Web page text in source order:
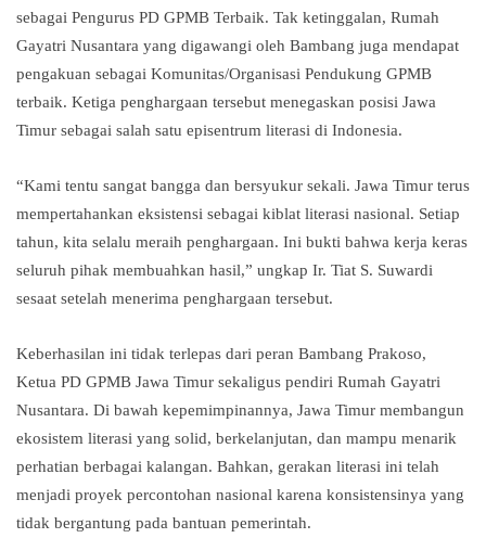
sebagai Pengurus PD GPMB Terbaik. Tak ketinggalan, Rumah
Gayatri Nusantara yang digawangi oleh Bambang juga mendapat
pengakuan sebagai Komunitas/Organisasi Pendukung GPMB
terbaik. Ketiga penghargaan tersebut menegaskan posisi Jawa
Timur sebagai salah satu episentrum literasi di Indonesia.
“Kami tentu sangat bangga dan bersyukur sekali. Jawa Timur terus
mempertahankan eksistensi sebagai kiblat literasi nasional. Setiap
tahun, kita selalu meraih penghargaan. Ini bukti bahwa kerja keras
seluruh pihak membuahkan hasil,” ungkap Ir. Tiat S. Suwardi
sesaat setelah menerima penghargaan tersebut.
Keberhasilan ini tidak terlepas dari peran Bambang Prakoso,
Ketua PD GPMB Jawa Timur sekaligus pendiri Rumah Gayatri
Nusantara. Di bawah kepemimpinannya, Jawa Timur membangun
ekosistem literasi yang solid, berkelanjutan, dan mampu menarik
perhatian berbagai kalangan. Bahkan, gerakan literasi ini telah
menjadi proyek percontohan nasional karena konsistensinya yang
tidak bergantung pada bantuan pemerintah.